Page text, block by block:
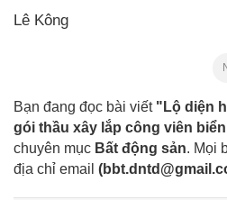
Lê Kông
Bạn đang đọc bài viết "Lộ diện
gói thầu xây lắp công viên
chuyên mục Bất động sản. Mọi
địa chỉ email (